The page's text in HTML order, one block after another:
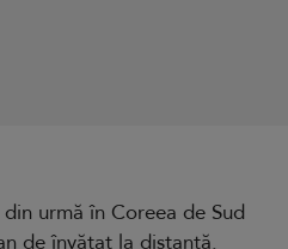
urmă în Coreea de Sud
de învățat la distanță.